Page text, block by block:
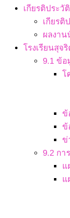
เกียรติประวัติ
เกียรติ
ผลงาน
โรงเรียนสุจ
9.1 ข้
โ
ข้
ข้
ข่
9.2 กา
แ
แ